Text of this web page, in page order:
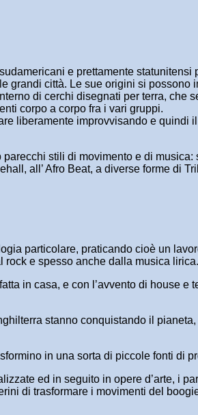
e prettamente
grandi città. Le sue origini si
di cerchi disegnati per terra, che
corpo a corpo fra i vari gruppi.
liberamente improvvisando e
stili di movimento e di
all’ Afro Beat, a diverse forme di
particolare, praticando cioè un
e spesso anche dalla musica
in casa, e con l’avvento di house
stanno conquistando il
in una sorta di piccole fonti di
ed in seguito in opere d’arte, i
di trasformare i movimenti del